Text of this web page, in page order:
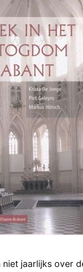
jaarlijks over